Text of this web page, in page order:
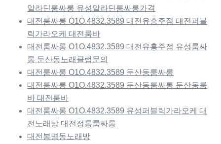
알라딘룸싸롱 유성알라딘룸싸롱가격
대전룸싸롱 O1O.4832.3589 대전유흥주점 대전퍼블
릭가라오케 대전룸바
대전룸싸롱 O1O.4832.3589 대전유흥주점 유성룸싸
롱 둔산동노래클럽문의
대전룸싸롱 O1O.4832.3589 둔산동룸싸롱
대전룸싸롱 O1O.4832.3589 둔산동룸싸롱 둔산동룸
바 대전룸바
대전룸싸롱 O1O.4832.3589 유성퍼블릭가라오케 대
전노래방 대전정통룸싸롱
대전봉명동노래방